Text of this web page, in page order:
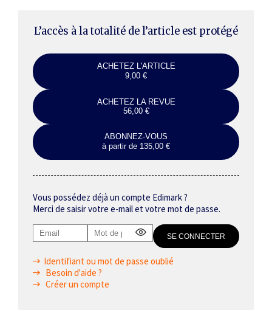
L’accès à la totalité de l’article est protégé
ACHETEZ L'ARTICLE
9,00 €
ACHETEZ LA REVUE
56,00 €
ABONNEZ-VOUS
à partir de 135,00 €
Vous possédez déjà un compte Edimark ?
Merci de saisir votre e-mail et votre mot de passe.
Identifiant ou mot de passe oublié
Besoin d'aide ?
Créer un compte